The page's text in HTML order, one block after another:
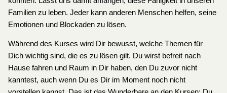
Familien zu leben. Jeder kann anderen Menschen helfen, seine
Emotionen und Blockaden zu lösen.
Während des Kurses wird Dir bewusst, welche Themen für
Dich wichtig sind, die es zu lösen gilt. Du wirst befreit nach
Hause fahren und Raum in Dir haben, den Du zuvor nicht
kanntest, auch wenn Du es Dir im Moment noch nicht